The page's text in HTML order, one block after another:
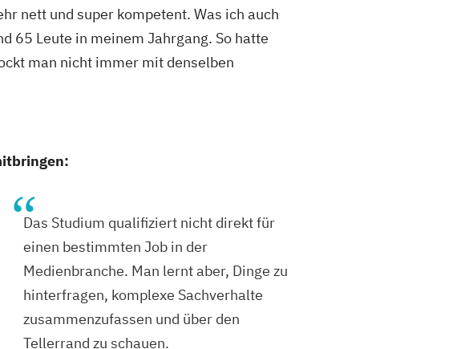
nett und super kompetent. Was ich auch
65 Leute in meinem Jahrgang. So hatte
man nicht immer mit denselben
Das Studium qualifiziert nicht direkt für
einen bestimmten Job in der
Medienbranche. Man lernt aber, Dinge zu
hinterfragen, komplexe Sachverhalte
zusammenzufassen und über den
Tellerrand zu schauen.